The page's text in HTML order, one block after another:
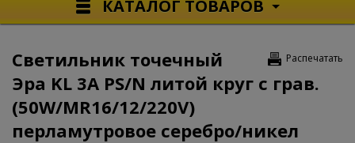
КАТАЛОГ ТОВАРОВ
Распечатать
Светильник точечный
Эра KL 3A PS/N литой круг с грав.
(50W/MR16/12/220V)
перламутровое серебро/никел